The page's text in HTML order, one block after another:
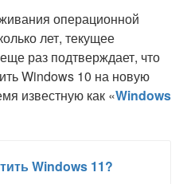
операционной
лет, текущее
раз подтверждает, что
Windows 10 на новую
известную как «Windows
Windows 11?